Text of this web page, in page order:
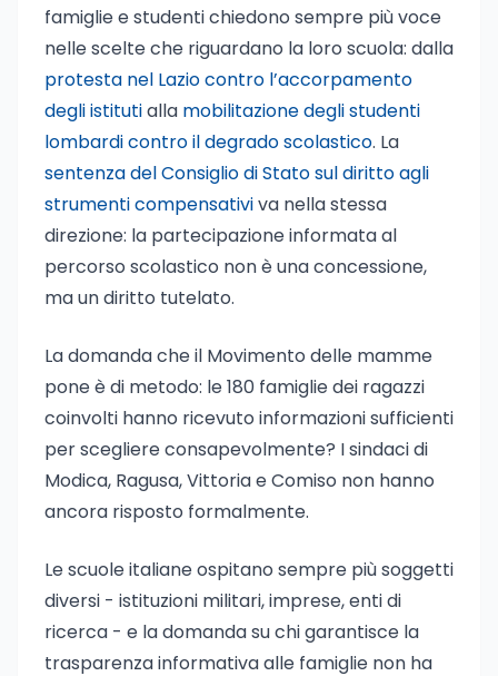
famiglie e studenti chiedono sempre più voce
nelle scelte che riguardano la loro scuola: dalla
protesta nel Lazio contro l’accorpamento
degli istitutialla mobilitazione degli studenti
lombardi contro il degrado scolastico. La
sentenza del Consiglio di Stato sul diritto agli
strumenti compensativiva nella stessa
direzione: la partecipazione informata al
percorso scolastico non è una concessione,
ma un diritto tutelato.
La domanda che il Movimento delle mamme
pone è di metodo: le 180 famiglie dei ragazzi
coinvolti hanno ricevuto informazioni sufficienti
per scegliere consapevolmente? I sindaci di
Modica, Ragusa, Vittoria e Comiso non hanno
ancora risposto formalmente.
Le scuole italiane ospitano sempre più soggetti
diversi - istituzioni militari, imprese, enti di
ricerca - e la domanda su chi garantisce la
trasparenza informativa alle famiglie non ha